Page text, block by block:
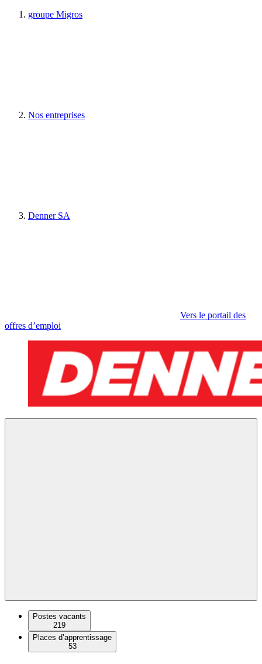
groupe Migros
Nos entreprises
Denner SA
Vers le portail des
offres d’emploi
Postes vacants
219
Places d’apprentissage
53